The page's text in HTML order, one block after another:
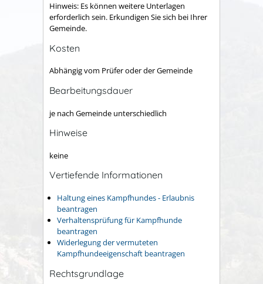
Hinweis: Es können weitere Unterlagen
erforderlich sein. Erkundigen Sie sich bei Ihrer
Gemeinde.
Kosten
Abhängig vom Prüfer oder der Gemeinde
Bearbeitungsdauer
je nach Gemeinde unterschiedlich
Hinweise
keine
Vertiefende Informationen
Haltung eines Kampfhundes - Erlaubnis
beantragen
Verhaltensprüfung für Kampfhunde
beantragen
Widerlegung der vermuteten
Kampfhundeeigenschaft beantragen
Rechtsgrundlage